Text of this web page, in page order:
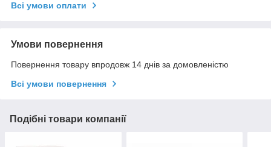
Всі умови оплати
Умови повернення
Повернення товару впродовж 14 днів за домовленістю
Всі умови повернення
Подібні товари компанії